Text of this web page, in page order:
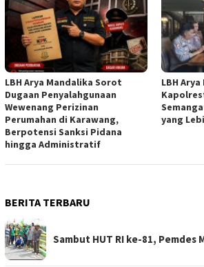
LBH Arya Mandalika Sorot
Dugaan Penyalahgunaan
Wewenang Perizinan
Perumahan di Karawang,
Berpotensi Sanksi Pidana
hingga Administratif
LBH
yang
BERITA TERBARU
Sambut HUT RI ke-81, Pemdes